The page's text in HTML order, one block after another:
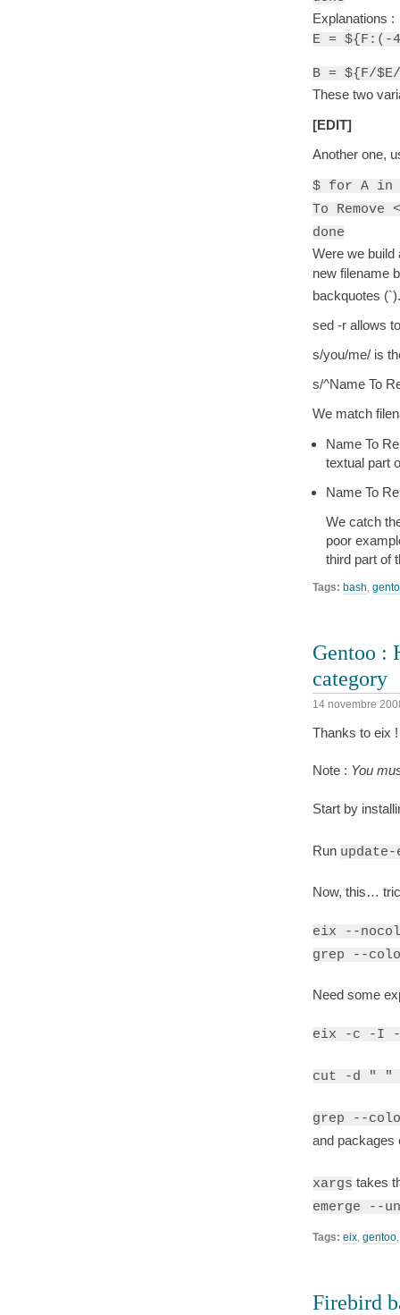
Explanations :
E = ${F:(-
B = ${F/
These two
[EDIT]
Another one,
$ for A in
To
done
Were we build
new filename
backquotes (`).
sed -r allows
s/you/me/ is
s/^Name To
We match
Name To
textual part
Name To
We catch
poor
third part of
Tags: bash,
Gentoo :
category
14 novembre
Thanks to eix !
Note : You
Start by
Run
Now, this…
eix --
grep --
Need some
eix -c -I -
cut -d " "
grep --
and packages
xargs takes
emerge --
Tags: eix, gentoo
Firebird